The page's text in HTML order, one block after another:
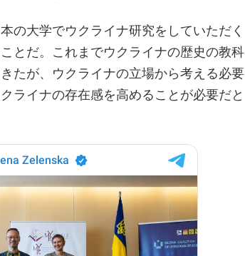
の大学でウクライナ研究をしていただく
とだ。これまでウクライナの歴史の教科
たが、ウクライナの立場から考える必要
ライナの存在感を高めることが必要だと